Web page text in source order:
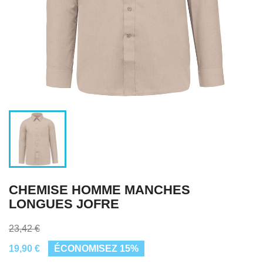
CHEMISE HOMME MANCHES
LONGUES JOFRE
23,42 €
19,90 €
ÉCONOMISEZ 15%